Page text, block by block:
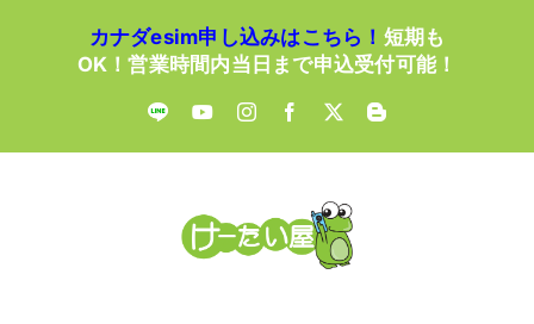
カナダesim申し込みはこちら！ 短期も
OK！営業時間内当日まで申込受付可能！
LINE YouTubeInstagramFacebook
X Blogger